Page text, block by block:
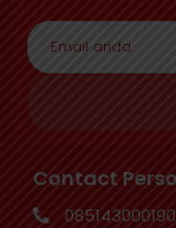
Contact
085143000190